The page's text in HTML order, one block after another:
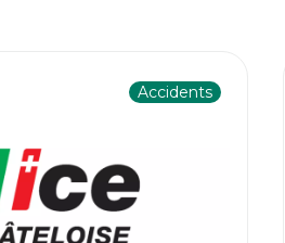
Accidents